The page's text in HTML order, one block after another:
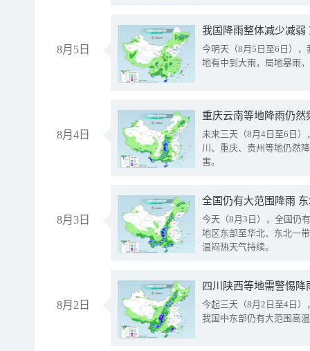
8月5日
我国降雨整体减少减弱
今明天（8月5日至6日）
地有中到大雨，局地暴雨
8月4日
重庆云南等地降雨仍然
未来三天（8月4日至6日
川、重庆、贵州等地仍然
害。
8月3日
全国仍有大范围降雨
今天（8月3日），全国仍
地区东部至华北、东北一
温闷热天气持续。
8月2日
今起三天（8月2日至4日
我国中东部仍有大范围高